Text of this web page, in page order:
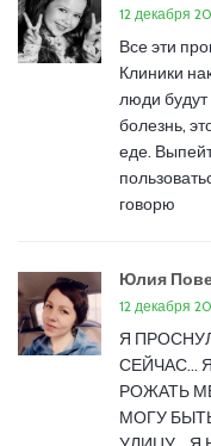
12 декабря
Все эти
Клиники
люди будут
болезнь,
еде.
говорю
Юлия
12 декабря
Я
СЕЙЧАС...
РОЖАТЬ
МОГУ